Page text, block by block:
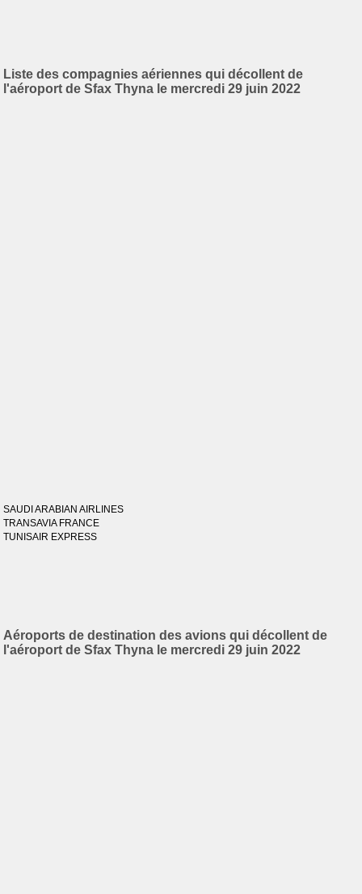
Liste des compagnies aériennes qui décollent de
l'aéroport de Sfax Thyna le mercredi 29 juin 2022
SAUDI ARABIAN AIRLINES
TRANSAVIA FRANCE
TUNISAIR EXPRESS
Aéroports de destination des avions qui décollent de
l'aéroport de Sfax Thyna le mercredi 29 juin 2022